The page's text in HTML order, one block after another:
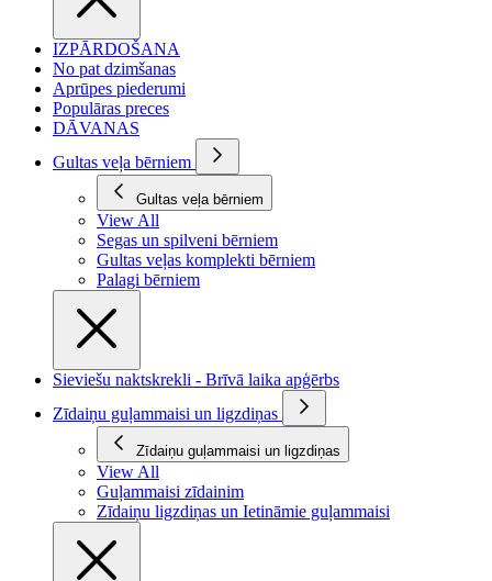
IZPĀRDOŠANA
No pat dzimšanas
Aprūpes piederumi
Populāras preces
DĀVANAS
Gultas veļa bērniem
Gultas veļa bērniem
View All
Segas un spilveni bērniem
Gultas veļas komplekti bērniem
Palagi bērniem
Sieviešu naktskrekli - Brīvā laika apģērbs
Zīdaiņu guļammaisi un ligzdiņas
Zīdaiņu guļammaisi un ligzdiņas
View All
Guļammaisi zīdainim
Zīdaiņu ligzdiņas un Ietināmie guļammaisi